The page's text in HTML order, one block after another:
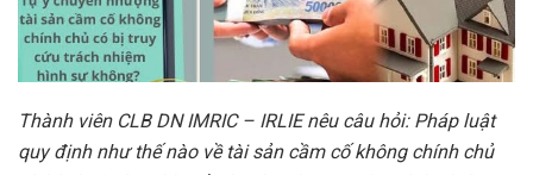
Thànhviên CLB DN IMRIC – IRLIE nêu câu hỏi: Pháp luật
quy định như thế nào về tài sản cầm cố không chính chủ